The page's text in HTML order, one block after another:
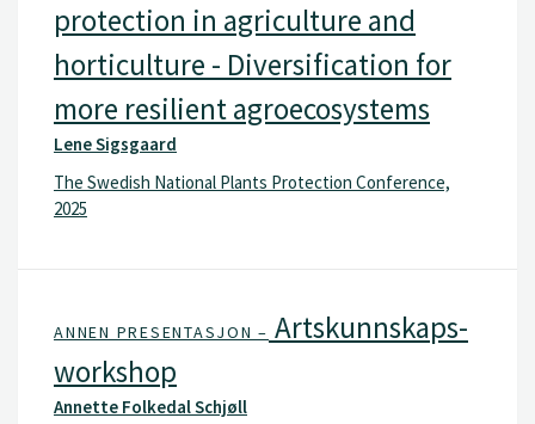
protection in agriculture and
horticulture - Diversification for
more resilient agroecosystems
Lene Sigsgaard
The Swedish National Plants Protection Conference,
2025
ANNEN PRESENTASJON – Artskunnskaps-
workshop
Annette Folkedal Schjøll